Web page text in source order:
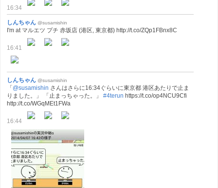
16:34
しんちゃん @susamishin
I'm at マルエツ プチ 赤坂店 (港区, 東京都) http://t.co/ZQp1FBnx8C
16:41
しんちゃん @susamishin
「@susamishin さんはさらに16:34ぐらいに東京都 港区あたりで止ま
りました。」 「止まっちゃった。」 #4terun https://t.co/op4NCU9Cfi
http://t.co/WGqMEt1FWa
16:44